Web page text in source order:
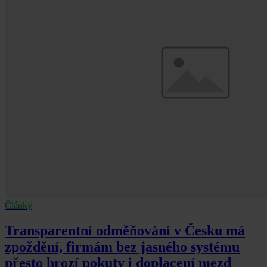
Články
Transparentní odměňování v Česku má
zpoždění, firmám bez jasného systému
přesto hrozí pokuty i doplacení mezd